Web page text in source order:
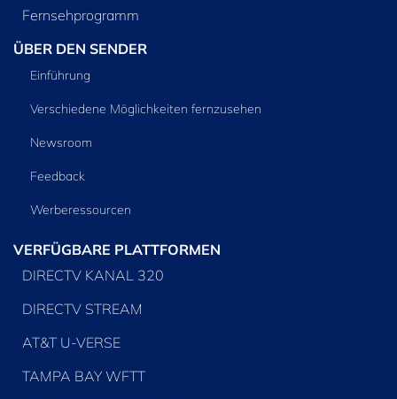
Fernsehprogramm
ÜBER DEN SENDER
Einführung
Verschiedene Möglichkeiten fernzusehen
Newsroom
Feedback
Werberessourcen
VERFÜGBARE PLATTFORMEN
DIRECTV KANAL 320
DIRECTV STREAM
AT&T U-VERSE
TAMPA BAY WFTT